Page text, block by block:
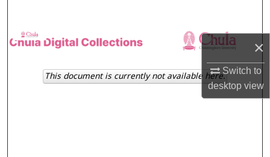
×
Switch to
desktopview
Browse Collections
My Account
This document is currently not available here.